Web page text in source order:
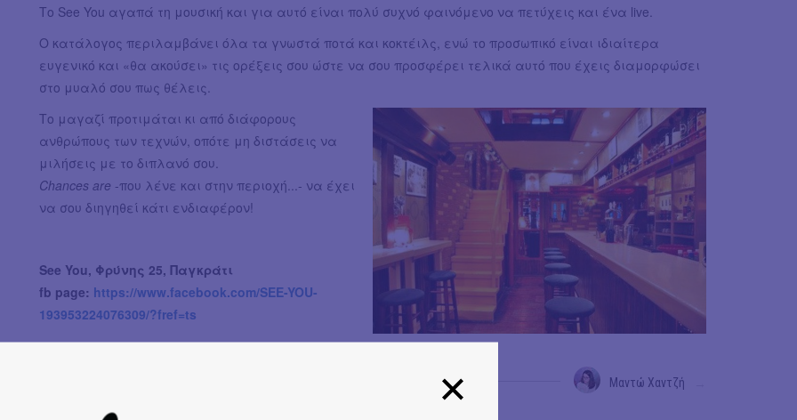
Το See You αγαπά τη μουσική και για αυτό είναι πολύ συχνό φαινόμενο να πετύχεις και ένα live.
Ο κατάλογος περιλαμβάνει όλα τα γνωστά ποτά και κοκτέιλς, ενώ το προσωπικό είναι ιδιαίτερα
ευγενικό και «θα ακούσει» τις ορέξεις σου ώστε να σου προσφέρει τελικά αυτό που έχεις διαμορφώσει
στο μυαλό σου πως θέλεις.
Το μαγαζί προτιμάται κι από διάφορους
ανθρώπους των τεχνών, οπότε μη διστάσεις να
μιλήσεις με το διπλανό σου.
Chances are -που λένε και στην περιοχή...- να έχει
να σου διηγηθεί κάτι ενδιαφέρον!
See You, Φρύνης 25, Παγκράτι
fb page: https://www.facebook.com/SEE-YOU-
193953224076309/?fref=ts
Μαντώ Χαντζή